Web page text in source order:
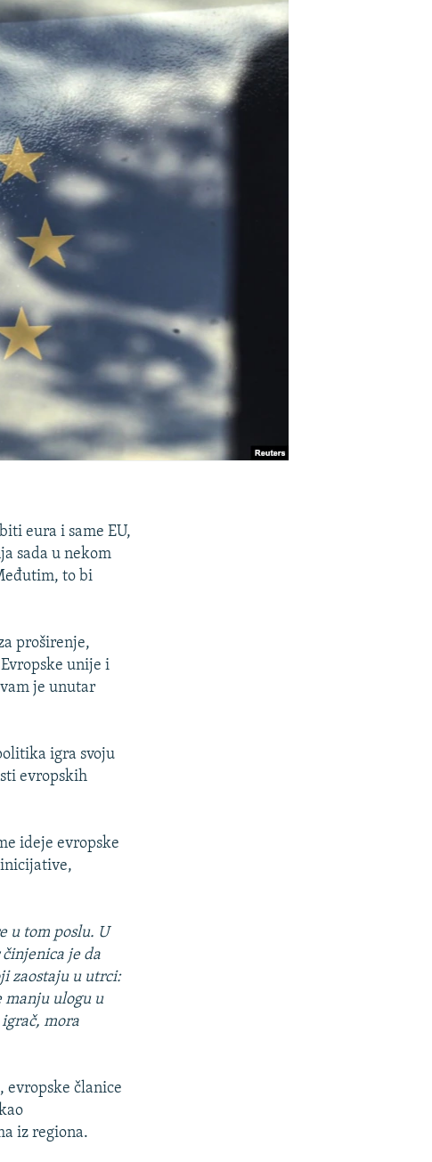
eura i same EU,
sada u nekom
to bi
proširenje,
unije i
je unutar
igra svoju
evropskih
ideje evropske
u tom poslu. U
je da
zaostaju u utrci:
manju ulogu u
mora
evropske članice
iz regiona.